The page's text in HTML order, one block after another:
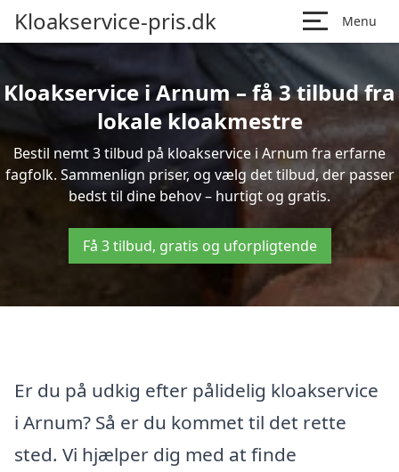
Kloakservice-pris.dk Menu
Kloakservice i Arnum – få 3 tilbud fra
lokale kloakmestre
Bestil nemt 3 tilbud på kloakservice i Arnum fra erfarne
fagfolk. Sammenlign priser, og vælg det tilbud, der passer
bedst til dine behov – hurtigt og gratis.
Få 3 tilbud, gratis og uforpligtende
Er du på udkig efter pålidelig kloakservice
i Arnum? Så er du kommet til det rette
sted. Vi hjælper dig med at finde